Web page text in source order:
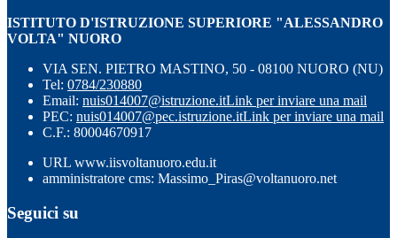
ISTITUTO D'ISTRUZIONE SUPERIORE "ALESSANDRO
VOLTA" NUORO
VIA SEN. PIETRO MASTINO, 50 - 08100 NUORO (NU)
Tel: 0784/230880
Email: nuis014007@istruzione.itLink per inviare una mail
PEC: nuis014007@pec.istruzione.itLink per inviare una mail
C.F.: 80004670917
URL www.iisvoltanuoro.edu.it
amministratore cms: Massimo_Piras@voltanuoro.net
Seguici su